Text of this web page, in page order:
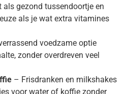
als gezond tussendoortje en
als je wat extra vitamines
voedzame optie
zonder overdreven veel
– Frisdranken en milkshakes
voor water of koffie zonder